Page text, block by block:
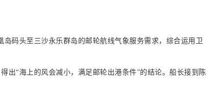
码头至三沙永乐群岛的邮轮航线气象服务需求，综合运用卫
出“海上的风会减小，满足邮轮出港条件”的结论。船长接到陈